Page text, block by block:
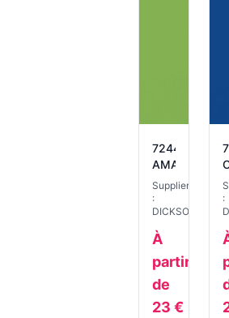
7244
AMANDE
Supplier
:
DICKSON
À
partir
de
23 €
: